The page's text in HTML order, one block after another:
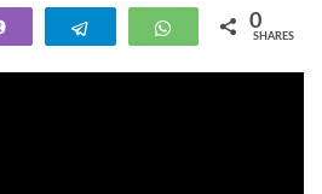
Telegram WhatsApp
0
SHARES